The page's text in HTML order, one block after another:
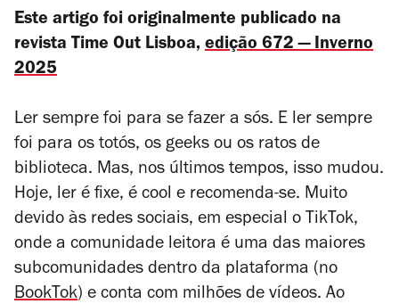
Este artigo foi originalmente publicado na
revista Time Out Lisboa, edição 672 — Inverno
2025
Ler sempre foi para se fazer a sós. E ler sempre
foi para os totós, os geeks ou os ratos de
biblioteca. Mas, nos últimos tempos, isso mudou.
Hoje, ler é fixe, é cool e recomenda-se. Muito
devido às redes sociais, em especial o TikTok,
onde a comunidade leitora é uma das maiores
subcomunidades dentro da plataforma (no
BookTok) e conta com milhões de vídeos. Ao